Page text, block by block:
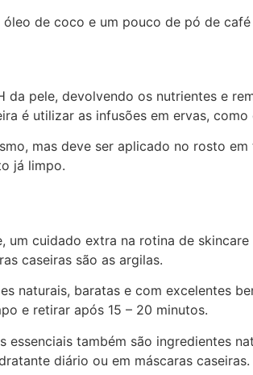
de coco e um pouco de pó de
da pele, devolvendo os nutrientes e
é utilizar as infusões em ervas,
mas deve ser aplicado no rosto
já limpo.
um cuidado extra na rotina de
caseiras são as argilas.
naturais, baratas e com excelentes
e retirar após 15 – 20 minutos.
essenciais também são ingredientes
diário ou em máscaras caseiras.